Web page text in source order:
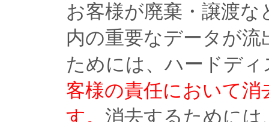
お客様が廃棄・譲渡
内の重要なデータが
ためには、ハードデ
客様の責任において
す。 消去するために